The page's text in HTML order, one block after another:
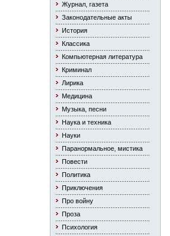
Журнал, газета
Законодательные акты
История
Классика
Компьютерная литература
Криминал
Лирика
Медицина
Музыка, песни
Наука и техника
Науки
Паранормальное, мистика
Повести
Политика
Приключения
Про войну
Проза
Психология